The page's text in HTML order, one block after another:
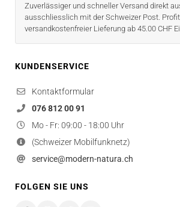
Zuverlässiger und schneller Versand direkt
ausschliesslich mit der Schweizer Post.
versandkostenfreier Lieferung ab 45.00 CHF
KUNDENSERVICE
Kontaktformular
076 812 00 91
Mo - Fr: 09:00 - 18:00 Uhr
(Schweizer Mobilfunknetz)
service@modern-natura.ch
FOLGEN SIE UNS